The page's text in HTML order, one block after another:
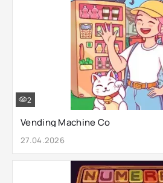
Vending Machine Co
27.04.2026
2